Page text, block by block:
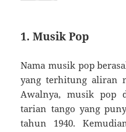
1. Musik Pop
Nama musik pop
yang terhitung aliran
Awalnya, musik pop
tarian tango yang
tahun 1940.